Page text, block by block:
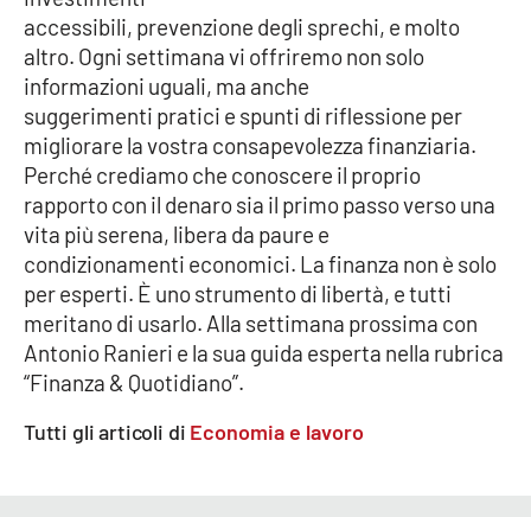
Catanzarochannel.it
APP
Android
Apple
Tutti gli articoli di Economia e lavoro
accessibili, prevenzione degli sprechi, e molto
altro. Ogni settimana vi offriremo non solo
informazioni uguali, ma anche
suggerimenti pratici e spunti di riflessione per
migliorare la vostra consapevolezza finanziaria.
Perché crediamo che conoscere il proprio
rapporto con il denaro sia il primo passo verso una
vita più serena, libera da paure e
condizionamenti economici. La finanza non è solo
per esperti. È uno strumento di libertà, e tutti
meritano di usarlo. Alla settimana prossima con
Antonio Ranieri e la sua guida esperta nella rubrica
“Finanza & Quotidiano”.